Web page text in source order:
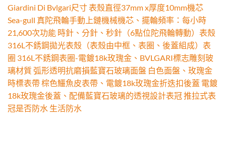
Giardini Di Bvlgari尺寸 表殼直徑37mm x厚度10mm機芯
Sea-gull 真陀飛輪手動上鏈機械機芯、擺輪頻率：每小時
21,600次功能 時針、分針、秒針（6點位陀飛輪轉動）表殼
316L不銹鋼拋光表殼（表殼由中框、表圈、後蓋組成）表
圈 316L不銹鋼表圈-電鍍18k玫瑰金、BVLGARI標志雕刻玻
璃材質 弧形透明抗磨損藍寶石玻璃面盤 白色面盤、玫瑰金
時標表帶 棕色鱷魚皮表帶、電鍍18k玫瑰金折迭扣後蓋 電鍍
18k玫瑰金後蓋、配備藍寶石玻璃的透視設計表冠 推拉式表
冠是否防水 生活防水